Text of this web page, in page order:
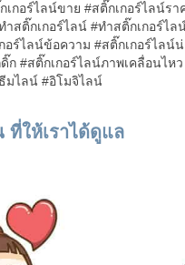
กอร์ไลน์ขาย #สติ๊กเกอร์ไลน์รา
สติ๊กเกอร์ไลน์ #ทําสติ๊กเกอร์ไล
อร์ไลน์ข้อความ #สติ๊กเกอร์ไลน์
ก #สติ๊กเกอร์ไลน์ภาพเคลื่อนไหว
มไลน์ #อิโมจิไลน์
ให้เราได้ดูแล